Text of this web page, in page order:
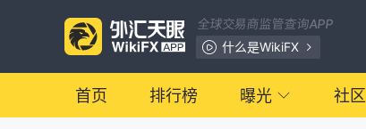
全球交易商监管查询APP
什么是WikiFX
首页 排行榜 曝光 社区